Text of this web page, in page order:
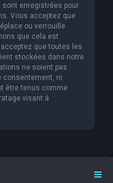
enregistrées pour
Vous acceptez que
ou verrouille
que cela est
que toutes les
stockées dans notre
ne soient pas
consentement, ni
être tenus comme
visant à